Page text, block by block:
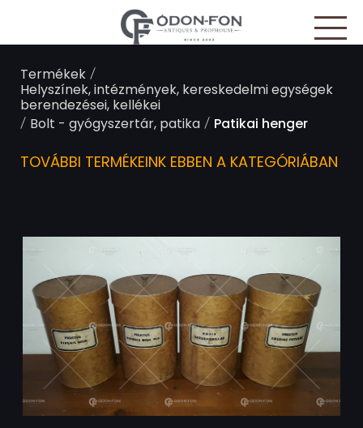
Termékek/
Helyszínek, intézmények, kereskedelmi egységek
berendezései, kellékei
/ Bolt - gyógyszertár, patika/ Patikai henger
TOVÁBBI TERMÉKEINK EBBEN A KATEGÓRIÁBAN